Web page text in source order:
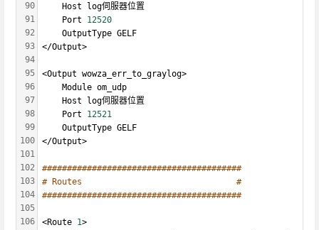
90
91
92
93
94
95
96
97
98
99
100
101
102
103
104
105
106
    Host log伺服器位置
    Port
12520
    OutputType GELF
</Output>
<Output wowza_err_to_graylog>
    Module om_udp
    Host log伺服器位置
    Port
12521
    OutputType GELF
</Output>
########################################
# Routes                               #
########################################
<Route 1>